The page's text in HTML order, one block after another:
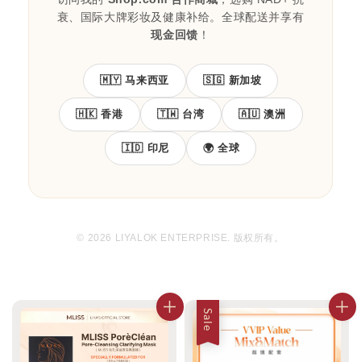
衰、国际大牌彩妆及健康补给。全球配送并享有
现金回馈 ！
🇲🇾 马来西亚 🇸🇬 新加坡
🇭🇰 香港 🇹🇼 台湾 🇦🇺 澳洲
🇮🇩 印尼 🌍 全球
© 2026 LIYALOK ENTERPRISE. 版权所有。
Sale